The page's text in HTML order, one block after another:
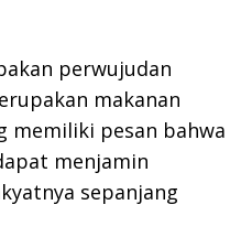
perwujudan
makanan
memiliki pesan bahwa
menjamin
sepanjang